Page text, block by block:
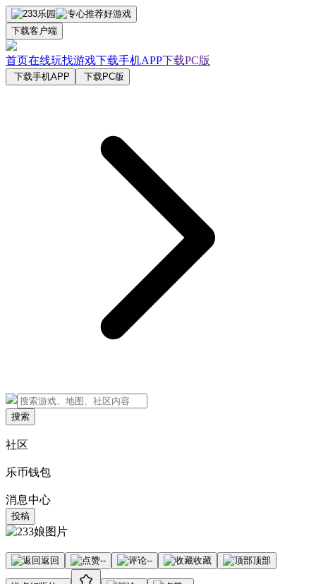
下载客户端
首页在线玩找游戏下载手机APP下载PC版
下载手机APP 下载PC版
搜索
社区
乐币钱包
消息中心
投稿
返回 -- -- 收藏 顶部